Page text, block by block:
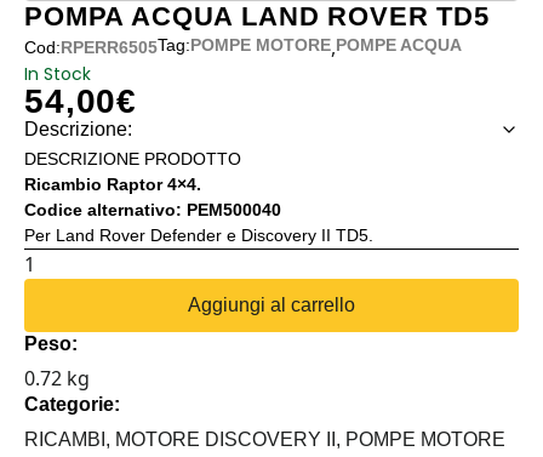
POMPA ACQUA LAND ROVER TD5
Cod:RPERR6505Tag:POMPE MOTORE,POMPE ACQUA
In Stock
54,00€
Descrizione:
DESCRIZIONE PRODOTTO
Ricambio Raptor 4×4.
Codice alternativo: PEM500040
Per Land Rover Defender e Discovery II TD5.
POMPA
ROVER
TD5
quantità
Aggiungi al carrello
Peso:
0.72 kg
Categorie:
RICAMBI, MOTORE DISCOVERY II, POMPE MOTORE